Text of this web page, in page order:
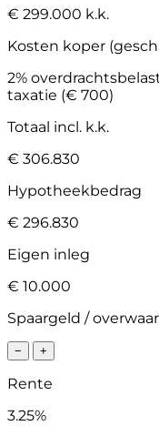
€ 299.000 k.k.
Kosten koper
2%
taxatie (€ 700)
Totaal incl. k.k.
€ 306.830
Hypotheekbedrag
€ 296.830
Eigen inleg
€ 10.000
Spaargeld /
− +
Rente
3.25%